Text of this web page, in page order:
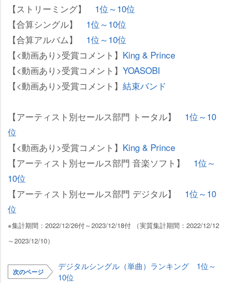
【ストリーミング】 1位～10位
【合算シングル】 1位～10位
【合算アルバム】 1位～10位
【<動画あり>受賞コメント】 King & Prince
【<動画あり>受賞コメント】 YOASOBI
【<動画あり>受賞コメント】 結束バンド
【アーティスト別セールス部門 トータル】 1位～10
位
【<動画あり>受賞コメント】 King & Prince
【アーティスト別セールス部門 音楽ソフト】 1位～
10位
【アーティスト別セールス部門 デジタル】 1位～10
位
※集計期間：2022/12/26付～2023/12/18付 （実質集計期間：2022/12/12
～2023/12/10）
次のページ
デジタルシングル（単曲）ランキング 1位～
10位